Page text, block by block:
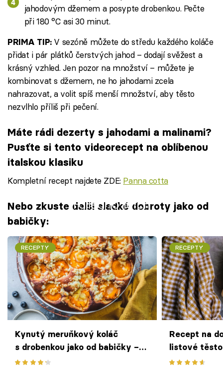
jahodovým džemem a posypte drobenkou. Pečte
při 180 °C asi 30 minut.
PRIMA TIP: V sezóně můžete do středu každého koláče
přidat i pár plátků čerstvých jahod – dodají svěžest a
krásný vzhled. Jen pozor na množství – můžete je
kombinovat s džemem, ne ho jahodami zcela
nahrazovat, a volit spíš menší množství, aby těsto
nezvlhlo příliš při pečení.
Máte rádi dezerty s jahodami a malinami?
Pusťte si tento videorecept na oblíbenou
italskou klasiku
Kompletní recept najdete ZDE: Panna cotta
Failed to fetch
Nebo zkuste další sladké dobroty jako od
babičky:
RECEPTY
Kynutý meruňkový koláč
s drobenkou jako od babičky –
letní moučník, co pohladí na duši
RECEPTY
Recept na
listové